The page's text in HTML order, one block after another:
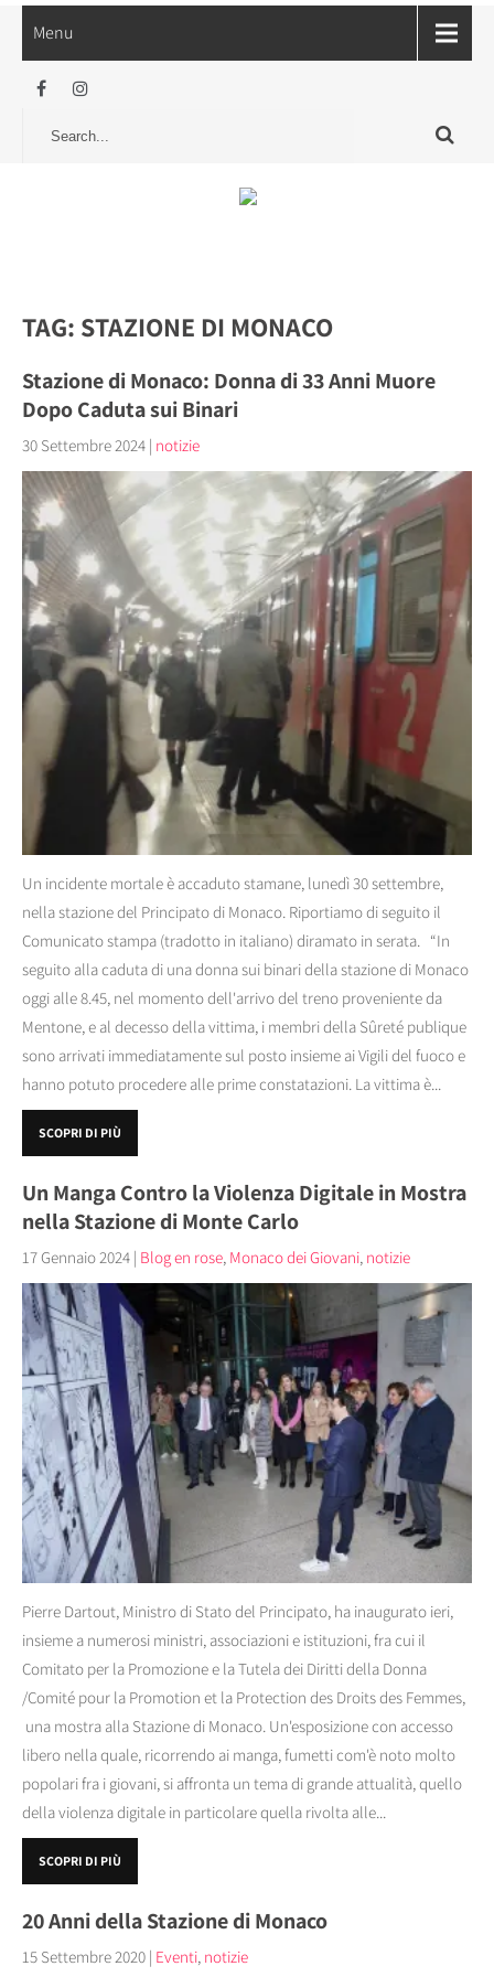
Menu
TAG: STAZIONE DI MONACO
Stazione di Monaco: Donna di 33 Anni Muore
Dopo Caduta sui Binari
30 Settembre 2024 | notizie
Un incidente mortale è accaduto stamane, lunedì 30 settembre,
nella stazione del Principato di Monaco. Riportiamo di seguito il
Comunicato stampa (tradotto in italiano) diramato in serata. “In
seguito alla caduta di una donna sui binari della stazione di Monaco
oggi alle 8.45, nel momento dell'arrivo del treno proveniente da
Mentone, e al decesso della vittima, i membri della Sûreté publique
sono arrivati immediatamente sul posto insieme ai Vigili del fuoco e
hanno potuto procedere alle prime constatazioni. La vittima è...
SCOPRI DI PIÙ
Un Manga Contro la Violenza Digitale in Mostra
nella Stazione di Monte Carlo
17 Gennaio 2024 | Blog en rose, Monaco dei Giovani, notizie
Pierre Dartout, Ministro di Stato del Principato, ha inaugurato ieri,
insieme a numerosi ministri, associazioni e istituzioni, fra cui il
Comitato per la Promozione e la Tutela dei Diritti della Donna
/Comité pour la Promotion et la Protection des Droits des Femmes,
una mostra alla Stazione di Monaco. Un'esposizione con accesso
libero nella quale, ricorrendo ai manga, fumetti com'è noto molto
popolari fra i giovani, si affronta un tema di grande attualità, quello
della violenza digitale in particolare quella rivolta alle...
SCOPRI DI PIÙ
20 Anni della Stazione di Monaco
15 Settembre 2020 | Eventi, notizie